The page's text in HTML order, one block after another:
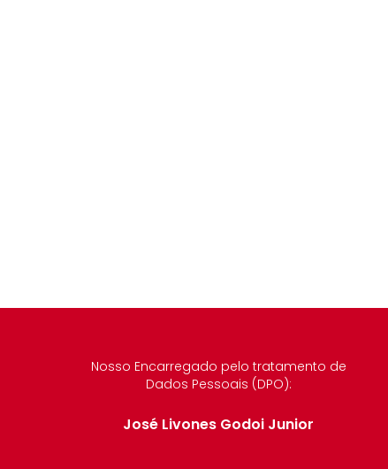
Nosso Encarregado pelo tratamento de
Dados Pessoais (DPO):
José Livones Godoi Junior